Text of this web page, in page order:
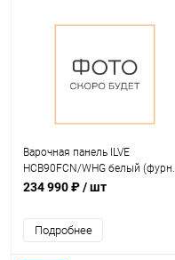
Варочная панель ILVE
HCB90FCN/WHG белый (фурн.
латунь)
234 990 ₽/ шт
Подробнее